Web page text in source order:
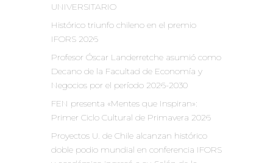
UNIVERSITARIO
Histórico triunfo chileno en el premio
IFORS 2026
Profesor Óscar Landerretche asumió como
Decano de la Facultad de Economía y
Negocios por el período 2026-2030
FEN presenta «Mentes que Inspiran»:
Primer Ciclo Cultural de Primavera 2026
Proyectos U. de Chile alcanzan histórico
doble podio mundial en conferencia IFORS